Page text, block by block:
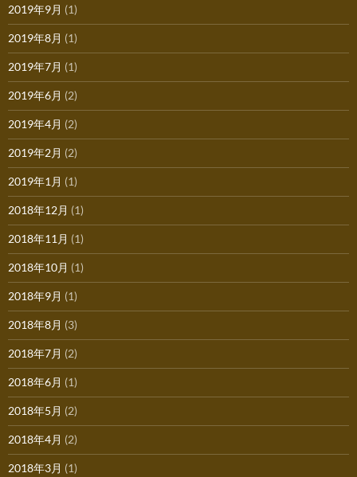
2019年9月 (1)
2019年8月 (1)
2019年7月 (1)
2019年6月 (2)
2019年4月 (2)
2019年2月 (2)
2019年1月 (1)
2018年12月 (1)
2018年11月 (1)
2018年10月 (1)
2018年9月 (1)
2018年8月 (3)
2018年7月 (2)
2018年6月 (1)
2018年5月 (2)
2018年4月 (2)
2018年3月 (1)